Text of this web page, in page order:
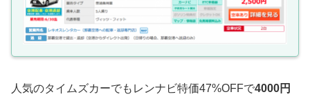
人気のタイムズカーでもレンナビ特価47%OFFで4000円